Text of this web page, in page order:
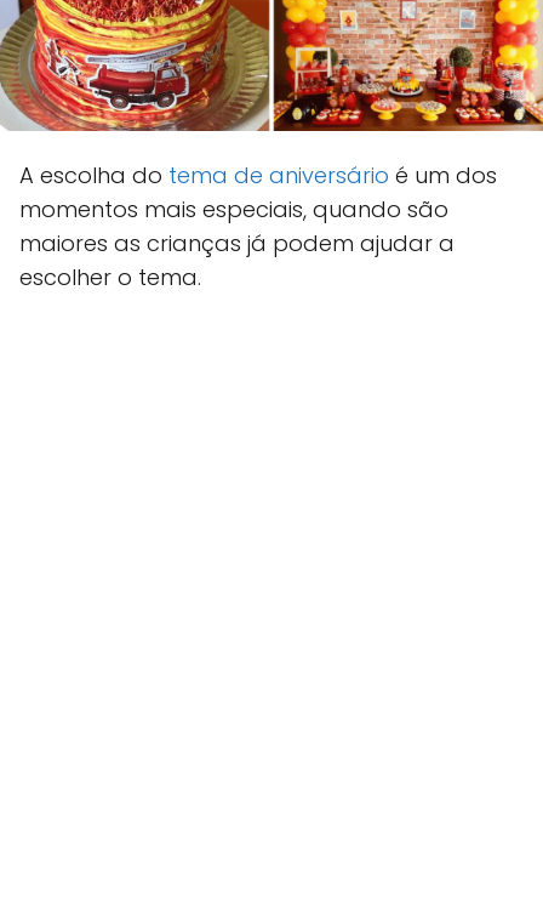
A escolha do tema de aniversário é um dos
momentos mais especiais, quando são
maiores as crianças já podem ajudar a
escolher o tema.